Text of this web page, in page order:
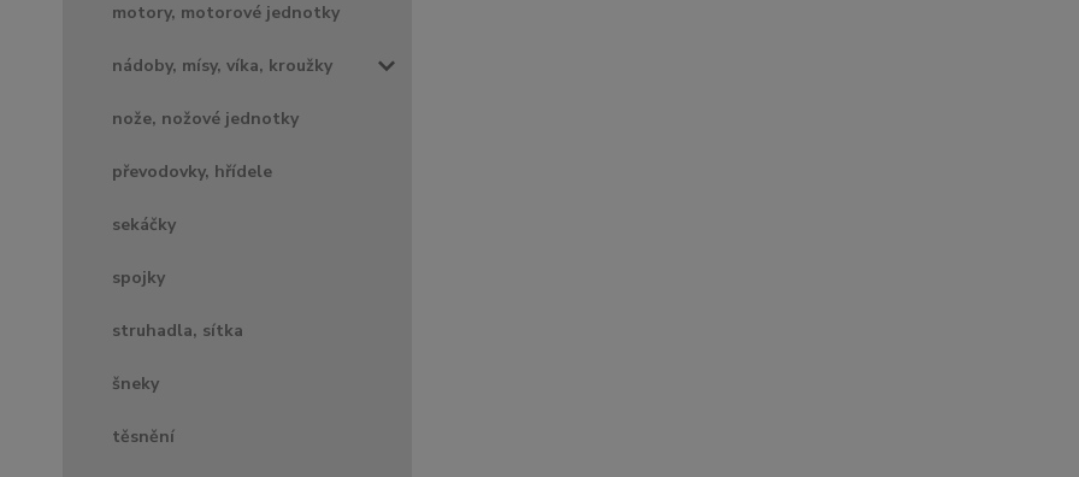
motory, motorové jednotky
nádoby, mísy, víka, kroužky
nože, nožové jednotky
převodovky, hřídele
sekáčky
spojky
struhadla, sítka
šneky
těsnění